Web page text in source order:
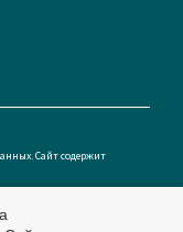
Сайт содержит